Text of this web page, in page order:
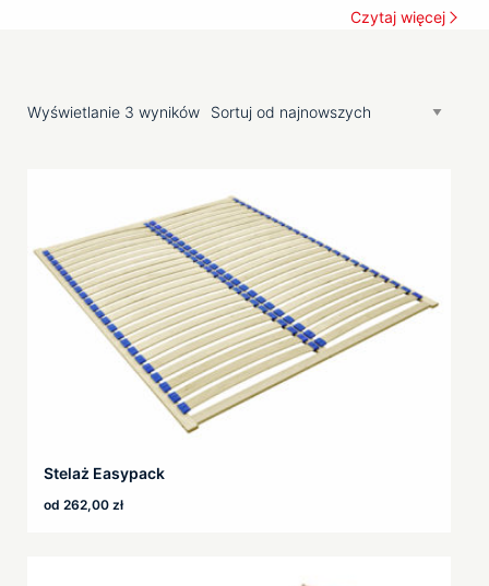
kwestia wygody, ale również zdrowia i codziennego
Tradycja i naturalność – stelaż
elektryczne
Przede wszystkim komfort!
Czytaj więcej
Wyświetlanie 3 wyników
Stelaż Easypack
od 262,00 zł